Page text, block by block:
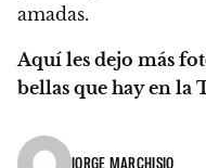
amadas.
Aquí les dejo más
bellas que hay en la
JORGE MARCHISIO